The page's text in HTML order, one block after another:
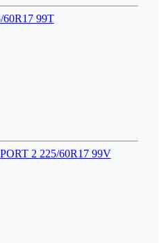
60R17 99T
2 225/60R17 99V